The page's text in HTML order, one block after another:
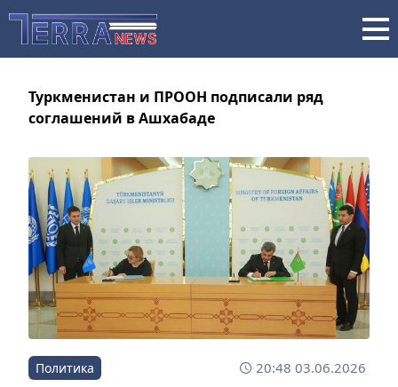
Туркменистан и ПРООН подписали ряд
соглашений в Ашхабаде
Политика 20:48 03.06.2026